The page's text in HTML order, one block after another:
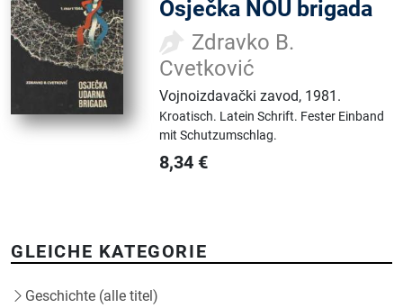
Osječka NOU brigada
Zdravko B.
Cvetković
Vojnoizdavački zavod, 1981.
Kroatisch. Latein Schrift. Fester Einband
mit Schutzumschlag.
8,34 €
GLEICHE KATEGORIE
Geschichte (alle titel)